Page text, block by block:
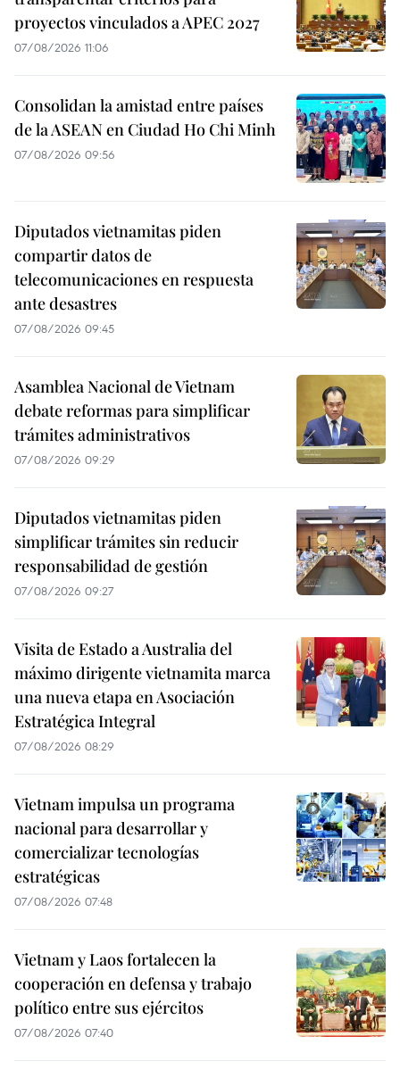
proyectos vinculados a APEC 2027
07/08/2026 11:06
Consolidan la amistad entre países
de la ASEAN en Ciudad Ho Chi Minh
07/08/2026 09:56
Diputados vietnamitas piden
compartir datos de
telecomunicaciones en respuesta
ante desastres
07/08/2026 09:45
Asamblea Nacional de Vietnam
debate reformas para simplificar
trámites administrativos
07/08/2026 09:29
Diputados vietnamitas piden
simplificar trámites sin reducir
responsabilidad de gestión
07/08/2026 09:27
Visita de Estado a Australia del
máximo dirigente vietnamita marca
una nueva etapa en Asociación
Estratégica Integral
07/08/2026 08:29
Vietnam impulsa un programa
nacional para desarrollar y
comercializar tecnologías
estratégicas
07/08/2026 07:48
Vietnam y Laos fortalecen la
cooperación en defensa y trabajo
político entre sus ejércitos
07/08/2026 07:40